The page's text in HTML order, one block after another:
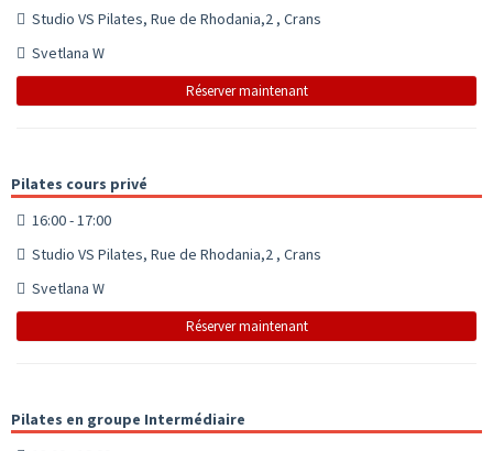
Studio VS Pilates, Rue de Rhodania,2 , Crans
Svetlana W
Réserver maintenant
Pilates cours privé
16:00 - 17:00
Studio VS Pilates, Rue de Rhodania,2 , Crans
Svetlana W
Réserver maintenant
Pilates en groupe Intermédiaire